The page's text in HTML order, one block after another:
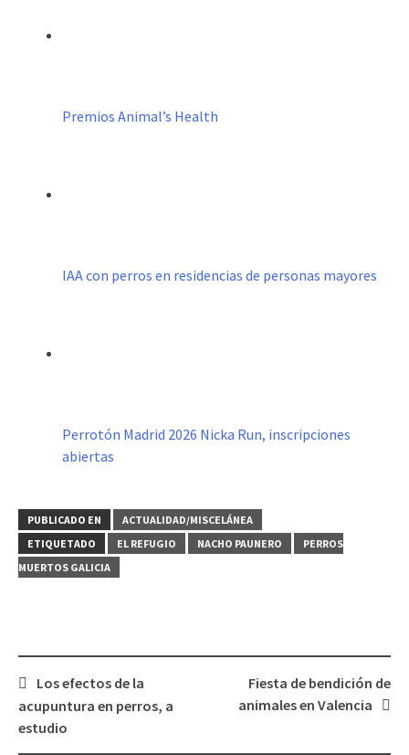
Premios Animal’s Health
IAA con perros en residencias de personas mayores
Perrotón Madrid 2026 Nicka Run, inscripciones
abiertas
PUBLICADO EN
ACTUALIDAD/MISCELÁNEA
ETIQUETADO
EL REFUGIO NACHO PAUNERO
PERROS
MUERTOS GALICIA
Navegación
de
entradas
Los efectos de la
acupuntura en perros, a
estudio
Fiesta de bendición de
animales en Valencia